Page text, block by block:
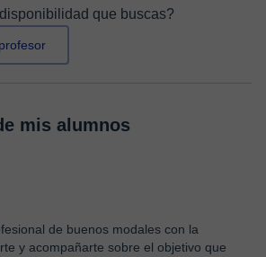
que buscas?
mis alumnos
de buenos modales con la
y acompañarte sobre el objetivo que